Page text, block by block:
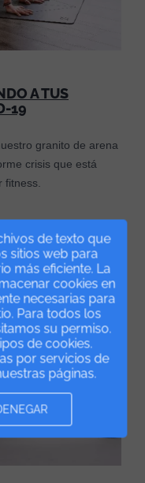
de texto que
sitios web para
más eficiente. La
cookies en
necesarias para
Para todos los
su permiso.
de cookies.
por servicios de
páginas.
A TUS
19
granito de arena
crisis que está
fitness.